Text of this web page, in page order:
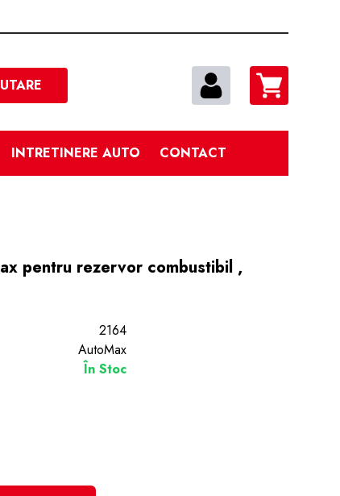
Cautare
INTRETINERE AUTO CONTACT
pentru rezervor combustibil ,
2164
AutoMax
În Stoc